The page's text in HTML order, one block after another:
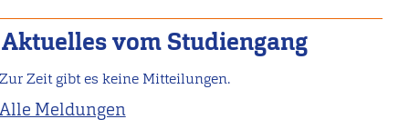
Aktuelles vom Studiengang
Zur Zeit gibt es keine Mitteilungen.
Alle Meldungen